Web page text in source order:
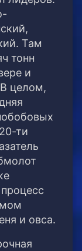
Там
тонн
и
В целом,
ти
и овса.